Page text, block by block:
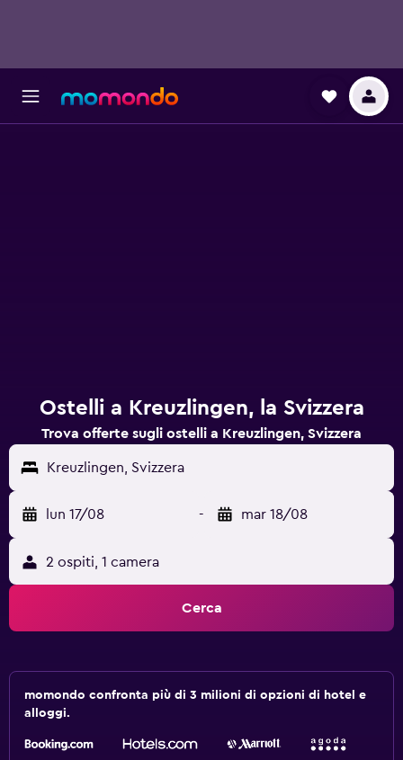
Ostelli a Kreuzlingen, la Svizzera
Trova offerte sugli ostelli a Kreuzlingen, Svizzera
Kreuzlingen, Svizzera
lun 17/08 - mar 18/08
2 ospiti, 1 camera
Cerca
momondo confronta più di 3 milioni di opzioni di hotel e
alloggi.